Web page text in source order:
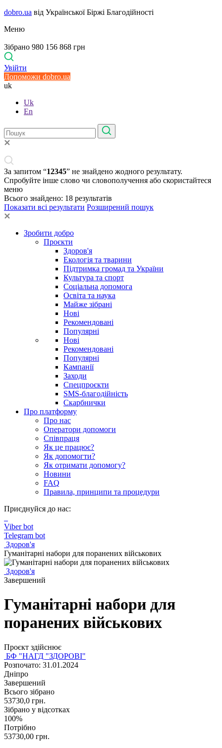
dobro.ua від Української Біржі Благодійності
Меню
Зібрано 980 156 868 грн
Увійти
Допоможи dobro.ua
uk
Uk
En
За запитом “12345” не знайдено жодного результату.
Спробуйте інше слово чи словополучення або скористайтеся
меню
Всього знайдено: 18 результатів
Показати всі результати Розширений пошук
Зробити добро
Проєкти
Здоров'я
Екологія та тварини
Підтримка громад та України
Культура та спорт
Соціальна допомога
Освіта та наука
Майже зібрані
Нові
Рекомендовані
Популярні
Нові
Рекомендовані
Популярні
Кампанії
Заходи
Спецпроєкти
SMS-благодійність
Скарбнички
Про платформу
Про нас
Оператори допомоги
Співпраця
Як це працює?
Як допомогти?
Як отримати допомогу?
Новини
FAQ
Правила, принципи та процедури
Приєднуйся до нас:
Viber bot
Telegram bot
Здоров'я
Гуманітарні набори для поранених військових
Здоров'я
Завершений
Гуманітарні набори для
поранених військових
Проєкт здійснює
БФ "НАГД "ЗДОРОВІ"
Розпочато: 31.01.2024
Дніпро
Завершений
Всього зібрано
53730,0 грн.
Зібрано у відсотках
100%
Потрібно
53730,00 грн.